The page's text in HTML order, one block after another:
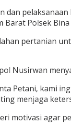
Barat Polsek
pertanian
Nusirwan
Petani, kami
menjaga
motivasi agar